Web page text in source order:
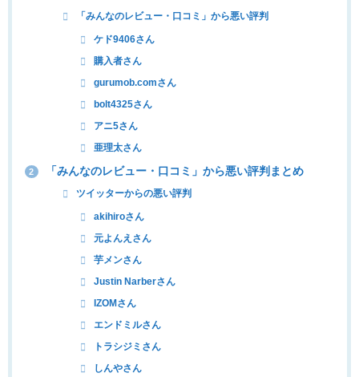
「みんなのレビュー・口コミ」から悪い評判
ケド9406さん
購入者さん
gurumob.comさん
bolt4325さん
アニ5さん
亜理太さん
2 「みんなのレビュー・口コミ」から悪い評判まとめ
ツイッターからの悪い評判
akihiroさん
元よんえさん
芋メンさん
Justin Narberさん
IZOMさん
エンドミルさん
トラシジミさん
しんやさん